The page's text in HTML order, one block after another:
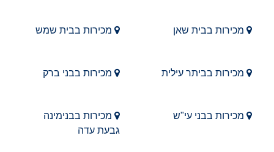
מכירות בבית שאן מכירות בבית שמש
מכירות בביתר עילית מכירות בבני ברק
מכירות בבני עי"ש
מכירות בבנימינה
גבעת עדה